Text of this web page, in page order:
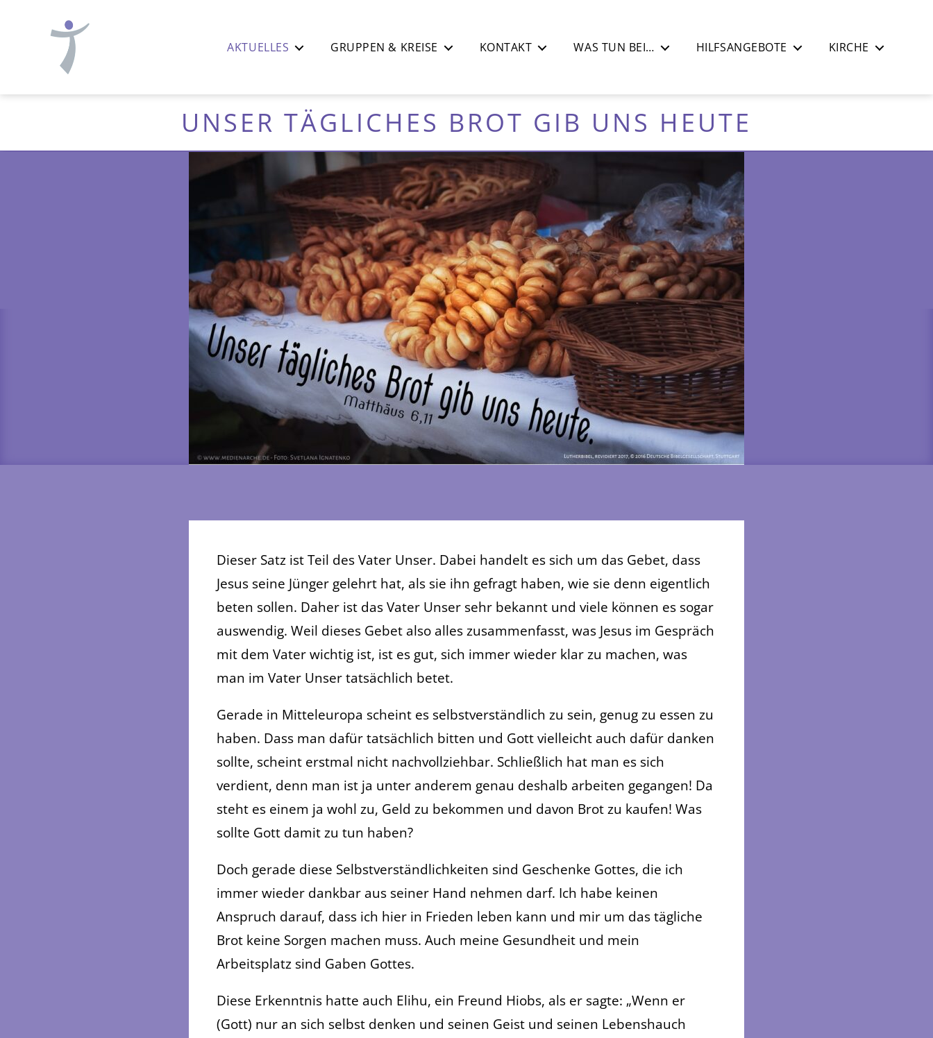
luth.
AKTUELLES GRUPPEN & KREISE KONTAKT WAS TUN BEI… HILFSANGEBOTE KIRCHE
UNSER TÄGLICHES BROT GIB UNS HEUTE
Dieser Satz ist Teil des Vater Unser. Dabei handelt es sich um das Gebet, dass
Jesus seine Jünger gelehrt hat, als sie ihn gefragt haben, wie sie denn eigentlich
beten sollen. Daher ist das Vater Unser sehr bekannt und viele können es sogar
auswendig. Weil dieses Gebet also alles zusammenfasst, was Jesus im Gespräch
mit dem Vater wichtig ist, ist es gut, sich immer wieder klar zu machen, was
man im Vater Unser tatsächlich betet.
Gerade in Mitteleuropa scheint es selbstverständlich zu sein, genug zu essen zu
haben. Dass man dafür tatsächlich bitten und Gott vielleicht auch dafür danken
sollte, scheint erstmal nicht nachvollziehbar. Schließlich hat man es sich
verdient, denn man ist ja unter anderem genau deshalb arbeiten gegangen! Da
steht es einem ja wohl zu, Geld zu bekommen und davon Brot zu kaufen! Was
sollte Gott damit zu tun haben?
Doch gerade diese Selbstverständlichkeiten sind Geschenke Gottes, die ich
immer wieder dankbar aus seiner Hand nehmen darf. Ich habe keinen
Anspruch darauf, dass ich hier in Frieden leben kann und mir um das tägliche
Brot keine Sorgen machen muss. Auch meine Gesundheit und mein
Arbeitsplatz sind Gaben Gottes.
Diese Erkenntnis hatte auch Elihu, ein Freund Hiobs, als er sagte: „Wenn er
(Gott) nur an sich selbst denken und seinen Geist und seinen Lebenshauch